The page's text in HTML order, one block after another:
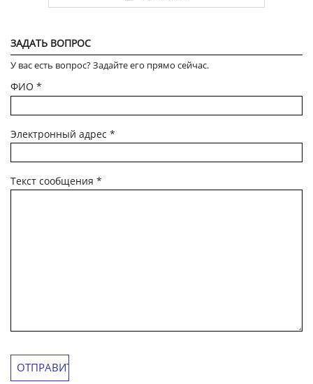
ЗАДАТЬ ВОПРОС
У вас есть вопрос? Задайте его прямо сейчас.
ФИО *
Электронный адрес *
Текст сообщения *